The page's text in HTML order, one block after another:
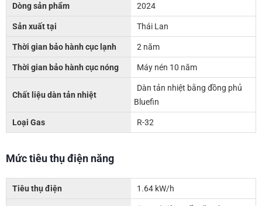
Dòng sản phẩm 2024
Sản xuất tại Thái Lan
Thời gian bảo hành cục lạnh 2 năm
Thời gian bảo hành cục nóng Máy nén 10 năm
Chất liệu dàn tản nhiệt
Dàn tản nhiệt bằng đồng phủ
Bluefin
Loại Gas R-32
Mức tiêu thụ điện năng
Tiêu thụ điện 1.64 kW/h